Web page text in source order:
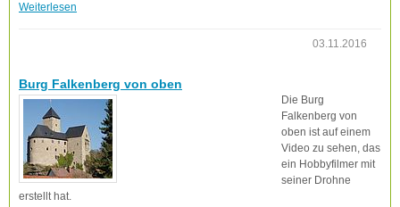
Weiterlesen
03.11.2016
Burg Falkenberg von oben
Die Burg
Falkenberg von
oben ist auf einem
Video zu sehen, das
ein Hobbyfilmer mit
seiner Drohne
erstellt hat.